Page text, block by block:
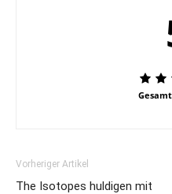
Vorheriger Artikel
The Isotopes huldigen mit